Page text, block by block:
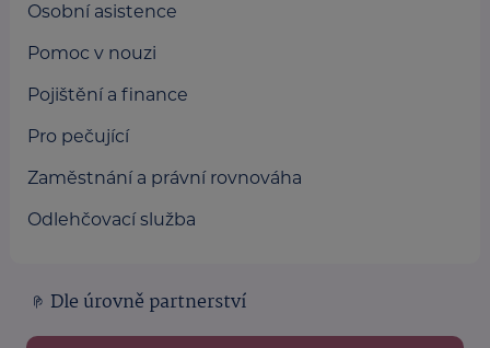
Osobní asistence
Pomoc v nouzi
Pojištění a finance
Pro pečující
Zaměstnání a právní rovnováha
Odlehčovací služba
Dle úrovně partnerství